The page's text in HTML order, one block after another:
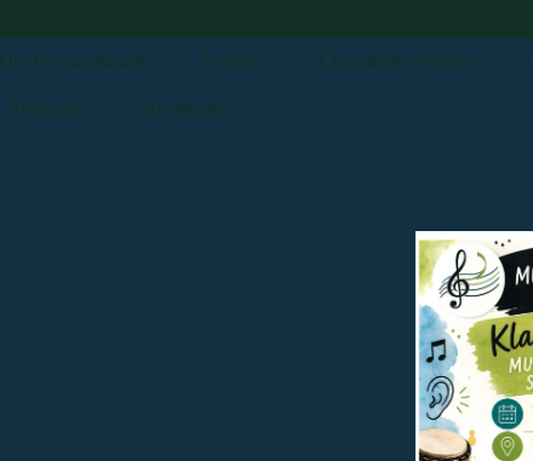
Die Vorstandschaft Termine Chronik des Vereins
Flohmarkt Rechtliches